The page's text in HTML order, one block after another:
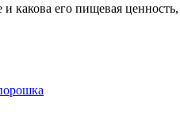
какова его пищевая